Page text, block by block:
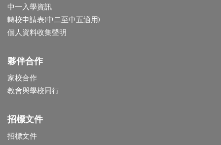
中一入學資訊
轉校申請表(中二至中五適用)
個人資料收集聲明
夥伴合作
家校合作
教會與學校同行
招標文件
招標文件